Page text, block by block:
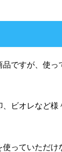
ですが、使っ
ビオレなど様
使っていただけ